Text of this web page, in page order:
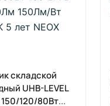
складской
UHB-LEVEL
150/120/80Вт